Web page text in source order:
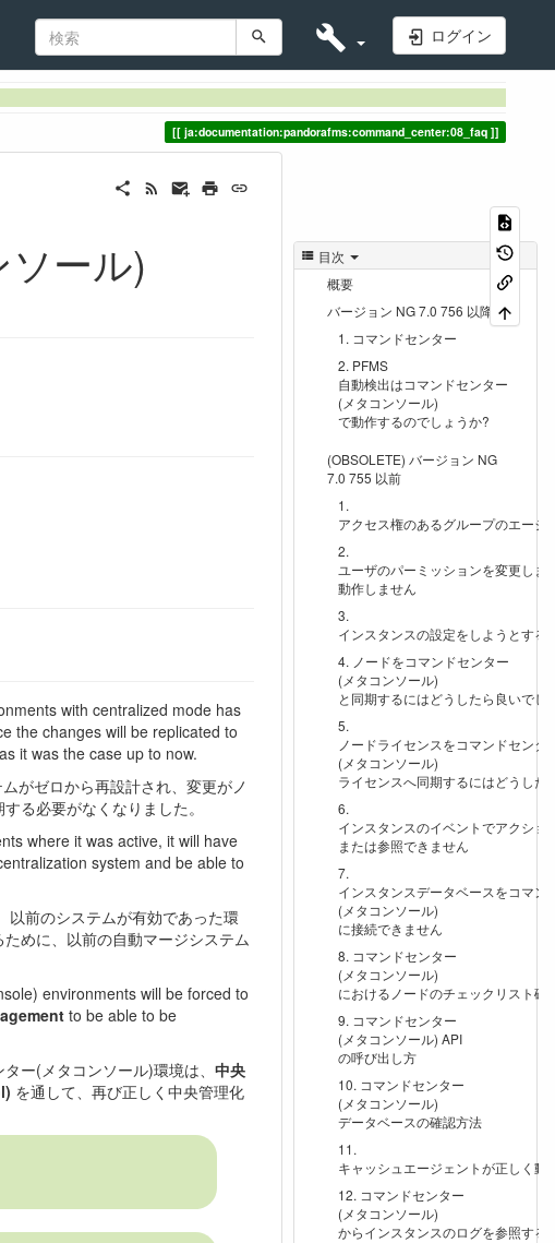
ログイン
ja:documentation:pandorafms:command_center:08_faq
目次
概要
バージョン NG 7.0 756 以降
コマンドセンター
PFMS
自動検出はコマンドセンター
(メタコンソール)
で動作するのでしょうか?
(OBSOLETE) バージョン NG
7.0 755 以前
アクセス権のあるグループのエージ
ユーザのパーミッションを変更しま
動作しません
インスタンスの設定をしようとする
ノードをコマンドセンター
(メタコンソール)
と同期するにはどうしたら良いでし
ノードライセンスをコマンドセンタ
(メタコンソール)
ライセンスへ同期するにはどうした
インスタンスのイベントでアクショ
または参照できません
インスタンスデータベースをコマン
(メタコンソール)
に接続できません
コマンドセンター
(メタコンソール)
におけるノードのチェックリスト確
コマンドセンター
(メタコンソール) API
の呼び出し方
コマンドセンター
(メタコンソール)
データベースの確認方法
キャッシュエージェントが正しく動
コマンドセンター
(メタコンソール)
からインスタンスのログを参照する
ール)
with centralized mode has
the changes will be replicated to
it was the case up to now.
がゼロから再設計され、変更がノ
る必要がなくなりました。
where it was active, it will have
system and be able to
以前のシステムが有効であった環
めに、以前の自動マージシステム
environments will be forced to
to be able to be
ー(メタコンソール)環境は、 中央
を通して、再び正しく中央管理化